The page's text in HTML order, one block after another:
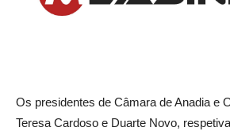
Os presidentes de Câmara de Anadia e
Teresa Cardoso e Duarte Novo,